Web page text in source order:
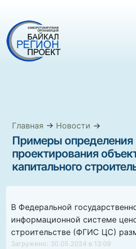
Главная → Новости →
Примеры определения
проектирования
капитального
В Федеральной
информационной системе
строительстве (ФГИС ЦС)
Загружено: 30.05.2024 в 13:09